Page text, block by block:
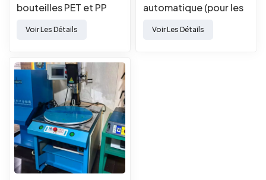
bouteilles PET et PP
Voir Les Détails
automatique (pour les
Voir Les Détails